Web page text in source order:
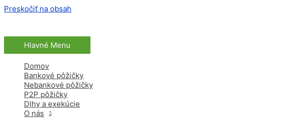
Preskočiť na obsah
Hlavné Menu
Domov
Bankové pôžičky
Nebankové pôžičky
P2P pôžičky
Dlhy a exekúcie
O nás